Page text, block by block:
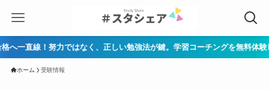
！努力ではなく、正しい勉強法が鍵。学習コーチングを無料体験▶ 公式
ホーム 受験情報